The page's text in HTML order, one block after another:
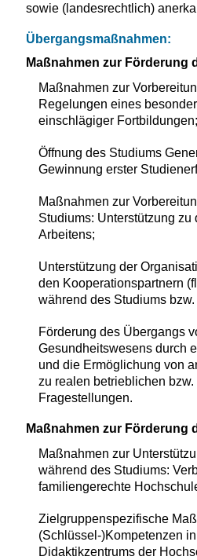
sowie (landesrechtlich)
Übergangsmaßnahmen:
Maßnahmen zur Förderung
Maßnahmen zur
Regelungen eines
einschlägiger Fortbildungen;
Öffnung des Studiums
Gewinnung erster
Maßnahmen zur
Studiums: Unterstützung
Arbeitens;
Unterstützung der
den Kooperationspartnern
während des Studiums
Förderung des Übergangs
Gesundheitswesens durch
und die Ermöglichung von
zu realen betrieblichen
Fragestellungen.
Maßnahmen zur Förderung
Maßnahmen zur
während des Studiums:
familiengerechte
Zielgruppenspezifische
(Schlüssel-)Kompetenzen
Didaktikzentrums der